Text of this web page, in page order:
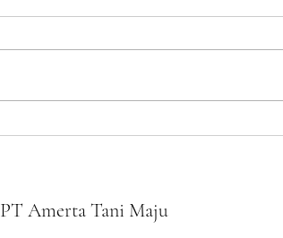
PT Amerta Tani Maju